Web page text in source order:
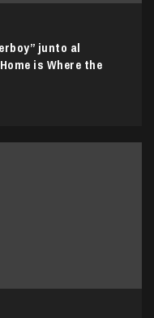
junto al
is Where the